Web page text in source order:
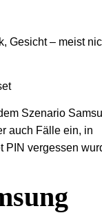
Gesicht – meist
Szenario
auch Fälle ein, in
PIN vergessen